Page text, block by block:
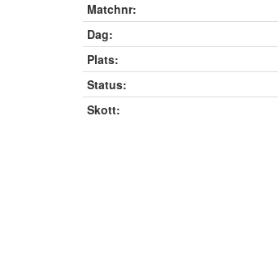
Matchnr:
Dag:
Plats:
Status:
Skott: